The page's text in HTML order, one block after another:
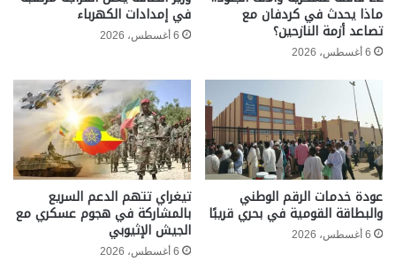
ماذا يحدث في كردفان مع
تصاعد أزمة النازحين؟
6 أغسطس، 2026
في إمدادات الكهرباء
6 أغسطس، 2026
عودة خدمات الرقم الوطني
والبطاقة القومية في بحري قريبًا
6 أغسطس، 2026
تيغراي تتهم الدعم السريع
بالمشاركة في هجوم عسكري مع
الجيش الإثيوبي
6 أغسطس، 2026